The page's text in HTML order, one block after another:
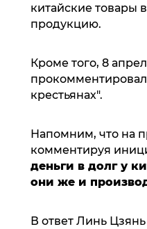
китайские товары
продукцию.
Кроме того, 8
крестьянах".
Напомним, что на
комментируя
деньги в долг у
они же и
В ответ Линь Цзянь